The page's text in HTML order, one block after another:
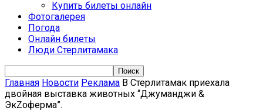
Купить билеты онлайн
Фотогалерея
Погода
Онлайн билеты
Люди Стерлитамака
Главная Новости Реклама В Стерлитамак приехала
двойная выставка животных “Джуманджи &
ЭкZоферма”.